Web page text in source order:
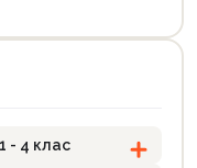
- 4 клас